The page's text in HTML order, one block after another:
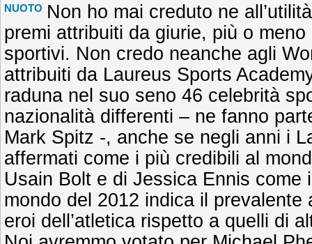
NUOTO Non ho mai creduto ne
premi attribuiti da giurie, più o
sportivi. Non credo neanche agli
attribuiti da Laureus Sports
raduna nel suo seno 46 celebrità
nazionalità differenti – ne fanno
Mark Spitz -, anche se negli anni i
affermati come i più credibili al
Usain Bolt e di Jessica Ennis come
mondo del 2012 indica il prevalente
eroi dell’atletica rispetto a quelli di